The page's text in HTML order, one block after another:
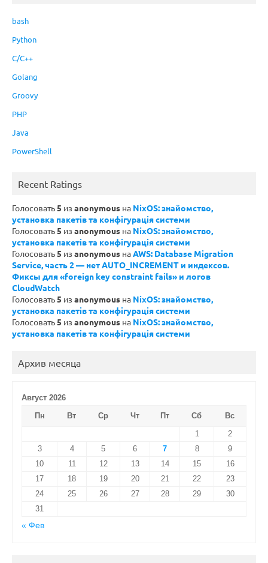
bash
Python
C/C++
Golang
Groovy
PHP
Java
PowerShell
Recent Ratings
Голосовать5 из anonymous на NixOS: знайомство,
установка пакетів та конфігурація системи
Голосовать5 из anonymous на NixOS: знайомство,
установка пакетів та конфігурація системи
Голосовать5 из anonymous наAWS: Database Migration
Service, часть 2 — нет AUTO_INCREMENT и индексов.
Фиксы для «foreign key constraint fails» и логов
CloudWatch
Голосовать5 из anonymous на NixOS: знайомство,
установка пакетів та конфігурація системи
Голосовать5 из anonymous на NixOS: знайомство,
установка пакетів та конфігурація системи
Архив месяца
Август 2026
Пн
Вт Ср Чт Пт Сб
Вс
1
2
3
4 5 6 7 8
9
10
11 12 13 14 15
16
17
18 19 20 21 22
23
24
25 26 27 28 29
30
31
« Фев